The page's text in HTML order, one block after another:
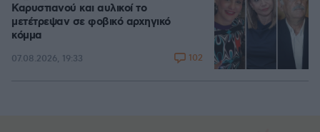
Καρυστιανού και αυλικοί το
μετέτρεψαν σε φοβικό αρχηγικό
κόμμα
07.08.2026, 19:33 102